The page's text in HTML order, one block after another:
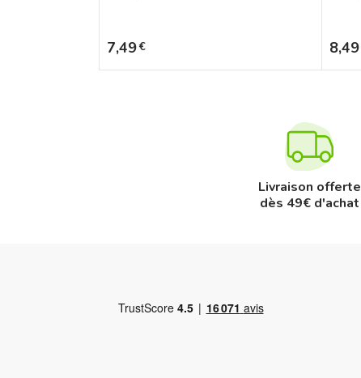
Prix
7,49€ Prix
8,49
Livraison offerte
dès 49€ d'achat